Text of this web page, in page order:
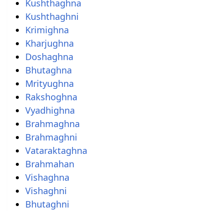
Kushthaghna
Kushthaghni
Krimighna
Kharjughna
Doshaghna
Bhutaghna
Mrityughna
Rakshoghna
Vyadhighna
Brahmaghna
Brahmaghni
Vataraktaghna
Brahmahan
Vishaghna
Vishaghni
Bhutaghni